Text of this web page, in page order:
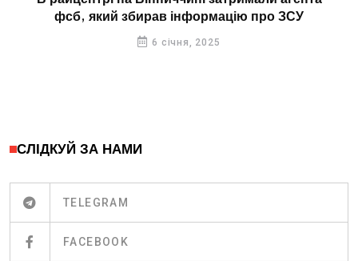
фсб, який збирав інформацію про ЗСУ
6 січня, 2025
СЛІДКУЙ ЗА НАМИ
TELEGRAM
FACEBOOK